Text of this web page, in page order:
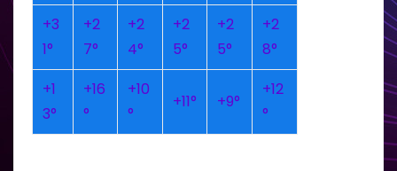
+3
1°
+2
7°
+2
4°
+2
5°
+2
5°
+2
8°
+1
3°
+16
°
+10
°
+11° +9°
+12
°